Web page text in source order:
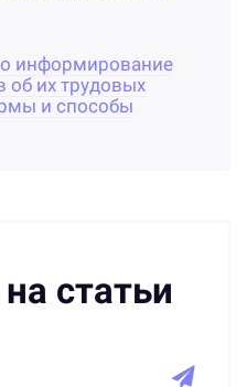
информирование
об их трудовых
и способы
статьи